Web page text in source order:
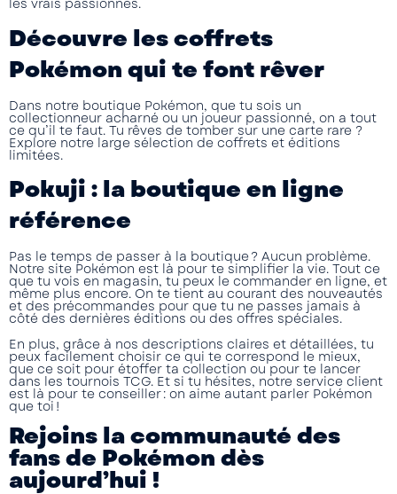
les vrais passionnés.
Découvre les coffrets
Pokémon qui te font rêver
Dans notre boutique Pokémon, que tu sois un
collectionneur acharné ou un joueur passionné, on a tout
ce qu’il te faut. Tu rêves de tomber sur une carte rare ?
Explore notre large sélection de coffrets et éditions
limitées.
Pokuji : la boutique en ligne
référence
Pas le temps de passer à la boutique ? Aucun problème.
Notre site Pokémon est là pour te simplifier la vie. Tout ce
que tu vois en magasin, tu peux le commander en ligne, et
même plus encore. On te tient au courant des nouveautés
et des précommandes pour que tu ne passes jamais à
côté des dernières éditions ou des offres spéciales.
En plus, grâce à nos descriptions claires et détaillées, tu
peux facilement choisir ce qui te correspond le mieux,
que ce soit pour étoffer ta collection ou pour te lancer
dans les tournois TCG. Et si tu hésites, notre service client
est là pour te conseiller : on aime autant parler Pokémon
que toi !
Rejoins la communauté des
fans de Pokémon dès
aujourd’hui !